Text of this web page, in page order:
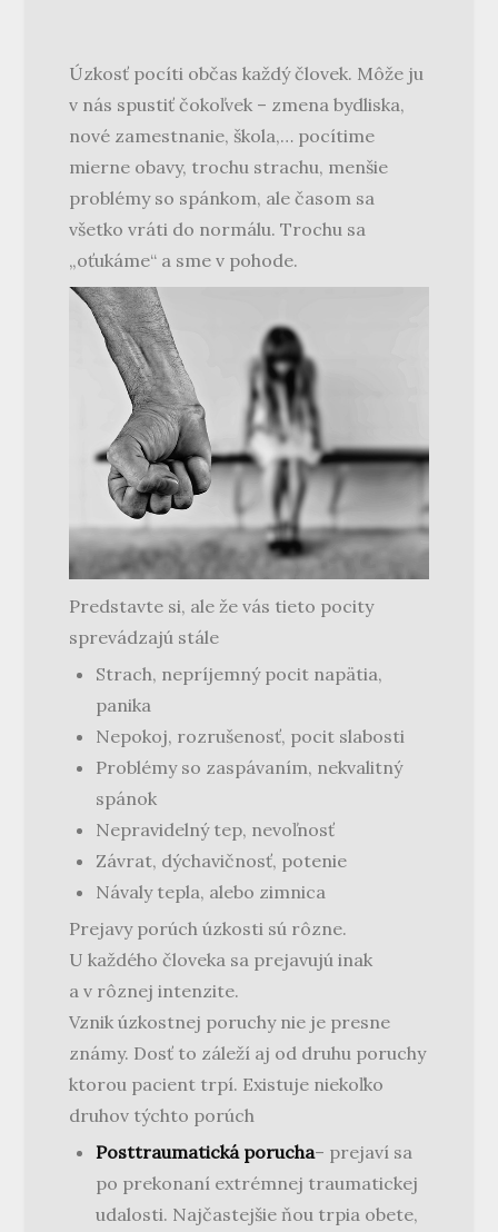
Úzkosť pocíti občas každý človek. Môže ju
v nás spustiť čokoľvek – zmena bydliska,
nové zamestnanie, škola,… pocítime
mierne obavy, trochu strachu, menšie
problémy so spánkom, ale časom sa
všetko vráti do normálu. Trochu sa
„oťukáme“ a sme v pohode.
Predstavte si, ale že vás tieto pocity
sprevádzajú stále
Strach, nepríjemný pocit napätia,
panika
Nepokoj, rozrušenosť, pocit slabosti
Problémy so zaspávaním, nekvalitný
spánok
Nepravidelný tep, nevoľnosť
Závrat, dýchavičnosť, potenie
Návaly tepla, alebo zimnica
Prejavy porúch úzkosti sú rôzne.
U každého človeka sa prejavujú inak
a v rôznej intenzite.
Vznik úzkostnej poruchy nie je presne
známy. Dosť to záleží aj od druhu poruchy
ktorou pacient trpí. Existuje niekoľko
druhov týchto porúch
Posttraumatická porucha– prejaví sa
po prekonaní extrémnej traumatickej
udalosti. Najčastejšie ňou trpia obete,